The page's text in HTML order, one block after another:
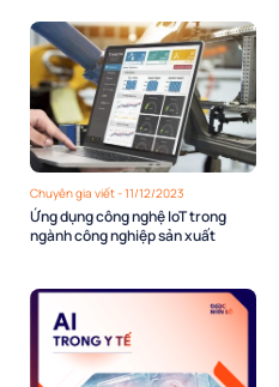
Chuyên gia viết - 11/12/2023
Ứng dụng công nghệ IoT trong
ngành công nghiệp sản xuất